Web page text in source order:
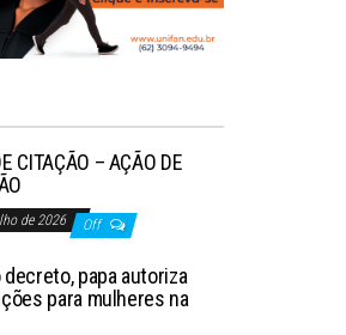
CITAÇÃO – AÇÃO DE
de 2026 Off
decreto, papa autoriza
para mulheres na